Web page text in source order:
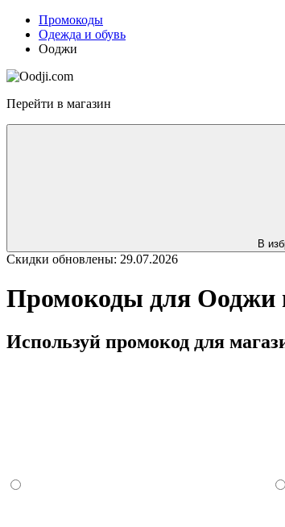
Промокоды
Одежда и обувь
Ооджи
Перейти в магазин
В
Скидки обновлены: 29.07.2026
Промокоды для Ооджи
Используй промокод для